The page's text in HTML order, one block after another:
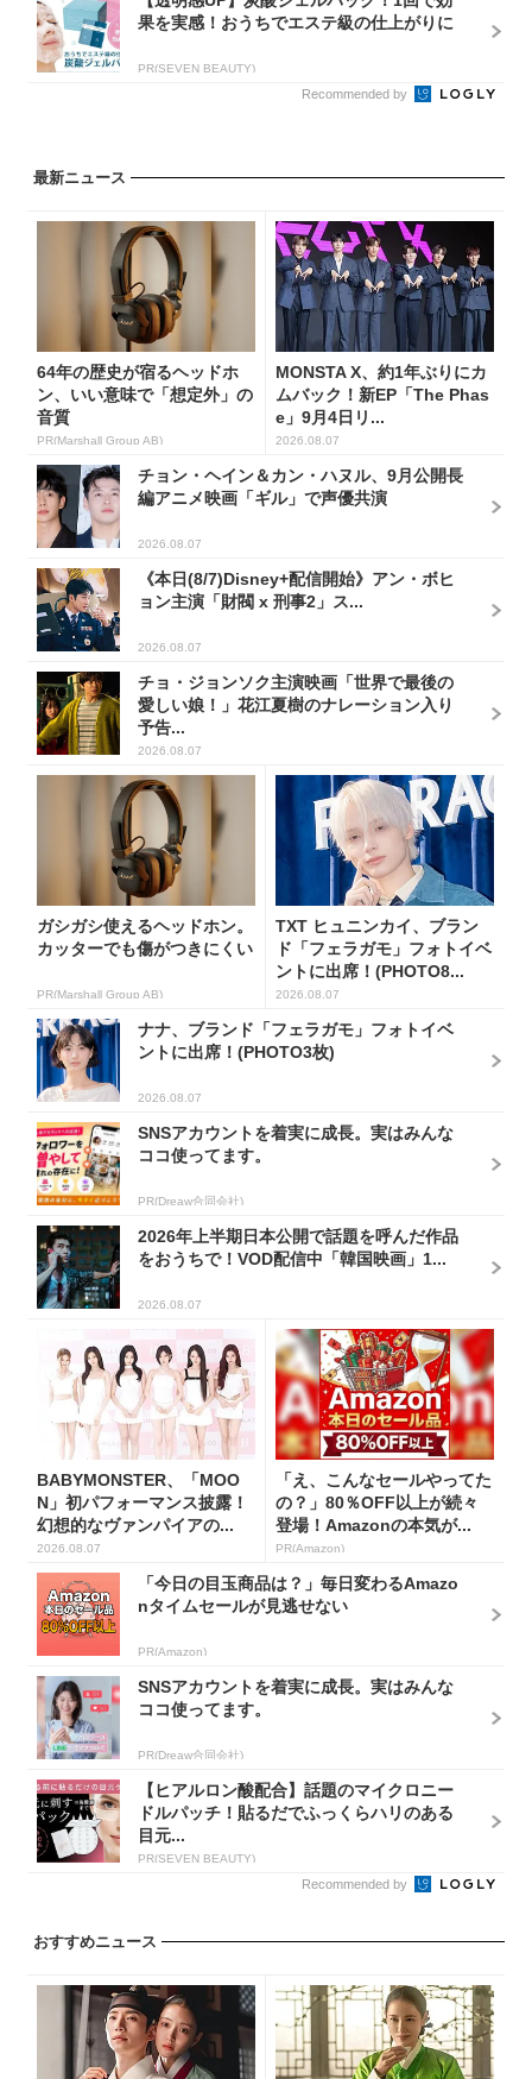
果を実感！おうちでエステ級の仕上がりに
PR(SEVEN BEAUTY)
Recommended by
最新ニュース
64年の歴史が宿るヘッドホ
ン、いい意味で「想定外」の
音質
PR(Marshall Group AB)
MONSTA X、約1年ぶりにカ
ムバック！新EP「The Phas
e」9月4日リ...
2026.08.07
チョン・ヘイン＆カン・ハヌル、9月公開長
編アニメ映画「ギル」で声優共演
2026.08.07
《本日(8/7)Disney+配信開始》アン・ボヒ
ョン主演「財閥 x 刑事2」ス...
2026.08.07
チョ・ジョンソク主演映画「世界で最後の
愛しい娘！」花江夏樹のナレーション入り
予告...
2026.08.07
ガシガシ使えるヘッドホン。
カッターでも傷がつきにくい
PR(Marshall Group AB)
TXT ヒュニンカイ、ブラン
ド「フェラガモ」フォトイベ
ントに出席！(PHOTO8...
2026.08.07
ナナ、ブランド「フェラガモ」フォトイベ
ントに出席！(PHOTO3枚)
2026.08.07
SNSアカウントを着実に成長。実はみんな
ココ使ってます。
PR(Dreaw合同会社)
2026年上半期日本公開で話題を呼んだ作品
をおうちで！VOD配信中「韓国映画」1...
2026.08.07
BABYMONSTER、「MOO
N」初パフォーマンス披露！
幻想的なヴァンパイアの...
2026.08.07
「え、こんなセールやってた
の？」80％OFF以上が続々
登場！Amazonの本気が...
PR(Amazon)
「今日の目玉商品は？」毎日変わるAmazo
nタイムセールが見逃せない
PR(Amazon)
SNSアカウントを着実に成長。実はみんな
ココ使ってます。
PR(Dreaw合同会社)
【ヒアルロン酸配合】話題のマイクロニー
ドルパッチ！貼るだでふっくらハリのある
目元...
PR(SEVEN BEAUTY)
Recommended by
おすすめニュース